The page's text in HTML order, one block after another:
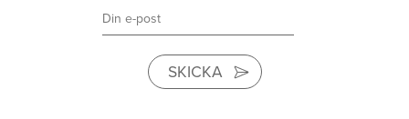
SKICKA